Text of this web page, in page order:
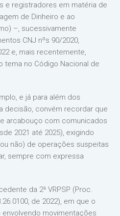
e registradores em matéria de
de Dinheiro e ao
–, sucessivamente
CNJ nºs 90/2020,
e, mais recentemente,
tema no Código Nacional de
e já para além dos
decisão, convém recordar que
arcabouço com comunicados
2021 até 2025), exigindo
não) de operações suspeitas
sempre com expressa
da 2ª VRPSP (Proc.
de 2022), em que o
movimentações